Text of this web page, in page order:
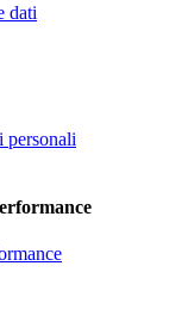
dati
personali